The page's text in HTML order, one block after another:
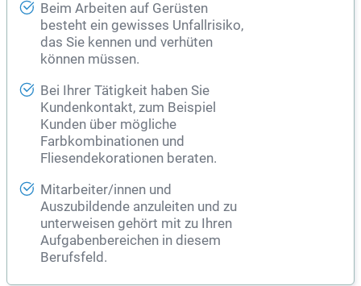
Beim Arbeiten auf Gerüsten
besteht ein gewisses Unfallrisiko,
das Sie kennen und verhüten
können müssen.
Bei Ihrer Tätigkeit haben Sie
Kundenkontakt, zum Beispiel
Kunden über mögliche
Farbkombinationen und
Fliesendekorationen beraten.
Mitarbeiter/innen und
Auszubildende anzuleiten und zu
unterweisen gehört mit zu Ihren
Aufgabenbereichen in diesem
Berufsfeld.